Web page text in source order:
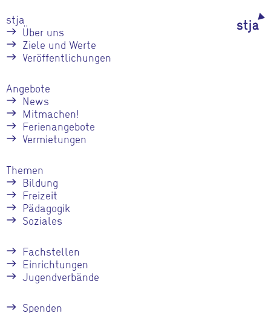
stja
Über uns
Ziele und Werte
Veröffentlichungen
Angebote
News
Mitmachen!
Ferienangebote
Vermietungen
Themen
Bildung
Freizeit
Pädagogik
Soziales
Fachstellen
Einrichtungen
Jugendverbände
Spenden